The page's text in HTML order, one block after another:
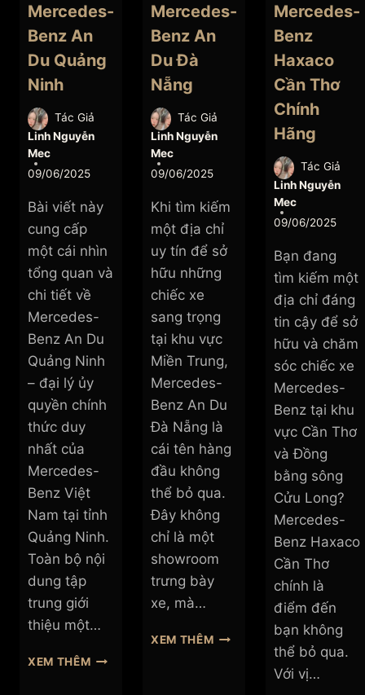
Mercedes-
Benz An
Du Quảng
Ninh
Tác Giả
Linh Nguyễn
Mec
09/06/2025
Bài viết này
cung cấp
một cái nhìn
tổng quan và
chi tiết về
Mercedes-
Benz An Du
Quảng Ninh
– đại lý ủy
quyền chính
thức duy
nhất của
Mercedes-
Benz Việt
Nam tại tỉnh
Quảng Ninh.
Toàn bộ nội
dung tập
trung giới
thiệu một…
XEM THÊMSHOWROOM
Mercedes-
Benz An
Du Đà
Nẵng
Tác Giả
Linh Nguyễn
Mec
09/06/2025
Khi tìm kiếm
một địa chỉ
uy tín để sở
hữu những
chiếc xe
sang trọng
tại khu vực
Miền Trung,
Mercedes-
Benz An Du
Đà Nẵng là
cái tên hàng
đầu không
thể bỏ qua.
Đây không
chỉ là một
showroom
trưng bày
xe, mà…
XEM THÊMSHOWROOM
MERCEDES-
Mercedes-
Benz
Haxaco
Cần Thơ
Chính
Hãng
Tác Giả
Linh Nguyễn
Mec
09/06/2025
Bạn đang
tìm kiếm một
địa chỉ đáng
tin cậy để sở
hữu và chăm
sóc chiếc xe
Mercedes-
Benz tại khu
vực Cần Thơ
và Đồng
bằng sông
Cửu Long?
Mercedes-
Benz Haxaco
Cần Thơ
chính là
điểm đến
bạn không
thể bỏ qua.
Với vị…